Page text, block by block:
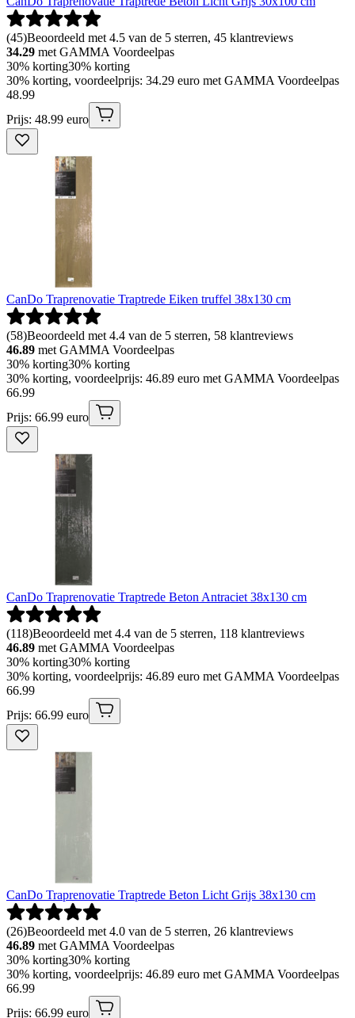
(45)Beoordeeld met 4.5 van de 5 sterren, 45 klantreviews
34.29 met GAMMA Voordeelpas
30% korting30% korting
30% korting, voordeelprijs: 34.29 euro met GAMMA Voordeelpas
48.99
Prijs: 48.99 euro
CanDo Traprenovatie Traptrede Eiken truffel 38x130 cm
(58)Beoordeeld met 4.4 van de 5 sterren, 58 klantreviews
46.89 met GAMMA Voordeelpas
30% korting30% korting
30% korting, voordeelprijs: 46.89 euro met GAMMA Voordeelpas
66.99
Prijs: 66.99 euro
CanDo Traprenovatie Traptrede Beton Antraciet 38x130 cm
(118)Beoordeeld met 4.4 van de 5 sterren, 118 klantreviews
46.89 met GAMMA Voordeelpas
30% korting30% korting
30% korting, voordeelprijs: 46.89 euro met GAMMA Voordeelpas
66.99
Prijs: 66.99 euro
CanDo Traprenovatie Traptrede Beton Licht Grijs 38x130 cm
(26)Beoordeeld met 4.0 van de 5 sterren, 26 klantreviews
46.89 met GAMMA Voordeelpas
30% korting30% korting
30% korting, voordeelprijs: 46.89 euro met GAMMA Voordeelpas
66.99
Prijs: 66.99 euro